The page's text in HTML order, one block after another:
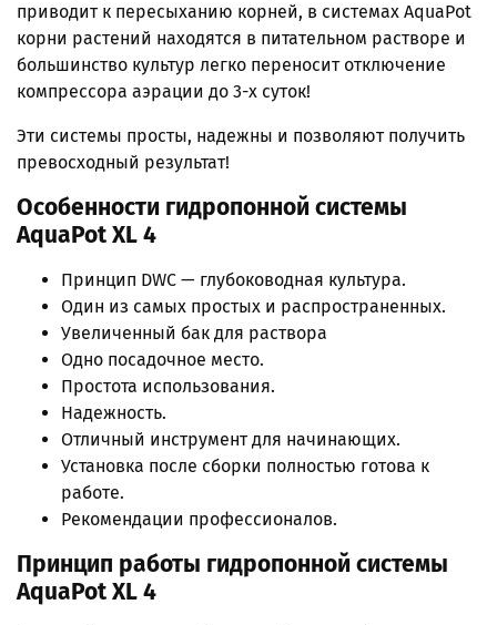
приводит к пересыханию корней, в системах AquaPot
корни растений находятся в питательном растворе и
большинство культур легко переносит отключение
компрессора аэрации до 3-х суток!
Эти системы просты, надежны и позволяют получить
превосходный результат!
Особенности гидропонной системы
AquaPot XL 4
Принцип DWC — глубоководная культура.
Один из самых простых и распространенных.
Увеличенный бак для раствора
Одно посадочное место.
Простота использования.
Надежность.
Отличный инструмент для начинающих.
Установка после сборки полностью готова к
работе.
Рекомендации профессионалов.
Принцип работы гидропонной системы
AquaPot XL 4